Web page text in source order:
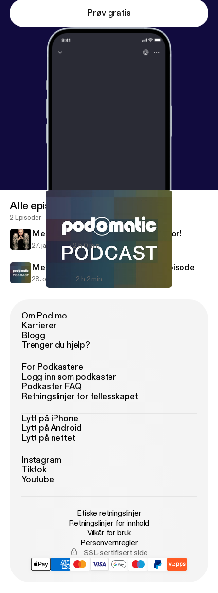
Prøv gratis
Alle episoder
2 Episoder
Metalenema 1-25-14 - A special visitor!
27. jan. 2014 2 h 0 min
Metalenema 10-26-13 - The "Phil" episode
28. okt. 2013 2 h 2 min
Om Podimo
Karrierer
Blogg
Trenger du hjelp?
For Podkastere
Logg inn som podkaster
Podkaster FAQ
Retningslinjer for fellesskapet
Lytt på iPhone
Lytt på Android
Lytt på nettet
Instagram
Tiktok
Youtube
Etiske retningslinjer
Retningslinjer for innhold
Vilkår for bruk
Personvernregler
SSL-sertifisert side